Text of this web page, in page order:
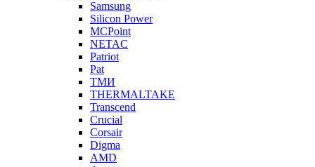
Samsung
Silicon Power
MCPoint
NETAC
Patriot
Pat
ТМИ
THERMALTAKE
Transcend
Crucial
Corsair
Digma
AMD